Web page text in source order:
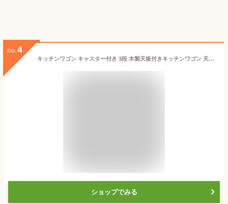
no. 4
キッチンワゴン キャスター付き 3段 木製天板付きキッチンワゴン 天板 キッチン 収納 ワゴン 洗面所 シンプル おしゃれ ナチュラル ランドリーワゴン ベージュ グレー カーキ ホワイト ダークブラウン ブラック キッチン家具 一人暮らし T-KW-L002
ショップでみる